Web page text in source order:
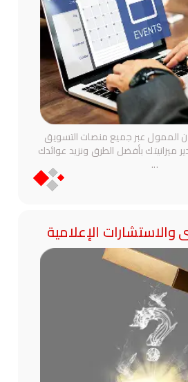
الممول عبر جميع منصات التسويق
ميزانيتك بأفضل الطرق ونزيد عوائدك
...
والاستشارات الإعلامية